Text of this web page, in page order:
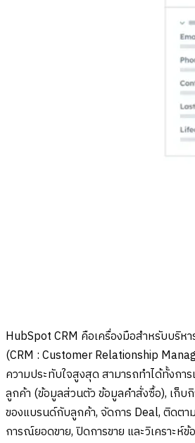
HubSpot CRM คือเครื่องมือสำหรับบริ
(CRM : Customer Relationship
ความประทับใจสูงสุด สามารถทำได้ทั้งกา
ลูกค้า (ข้อมูลส่วนตัว ข้อมูลคำสั่งซื้อ), เก็
ของแบรนด์กับลูกค้า, จัดการ Deal, ติดตา
การณ์ยอดขาย, ปิดการขาย และวิเคราะห์